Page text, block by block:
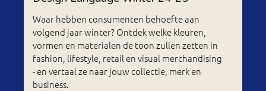
Waar hebben consumenten behoefte aan
volgend jaar winter? Ontdek welke kleuren,
vormen en materialen de toon zullen zetten in
fashion, lifestyle, retail en visual merchandising
- en vertaal ze naar jouw collectie, merk en
business.